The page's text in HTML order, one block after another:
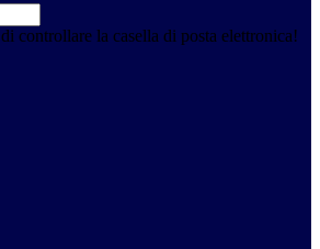
controllare la casella di posta elettronica!